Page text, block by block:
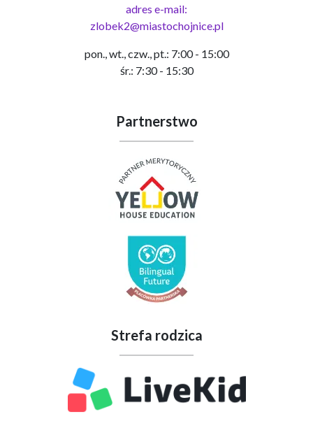
adres e-mail:
zlobek2@miastochojnice.pl
pon., wt., czw., pt.: 7:00 - 15:00
śr.: 7:30 - 15:30
Partnerstwo
Strefa rodzica